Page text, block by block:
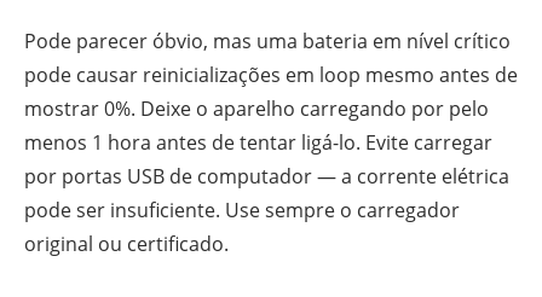
Pode parecer óbvio, mas uma bateria em nível crítico
pode causar reinicializações em loop mesmo antes de
mostrar 0%. Deixe o aparelho carregando por pelo
menos 1 hora antes de tentar ligá-lo. Evite carregar
por portas USB de computador — a corrente elétrica
pode ser insuficiente. Use sempre o carregador
original ou certificado.